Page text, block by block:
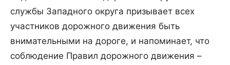
службы Западного округа призывает всех
участников дорожного движения быть
внимательными на дороге, и напоминает, что
соблюдение Правил дорожного движения –